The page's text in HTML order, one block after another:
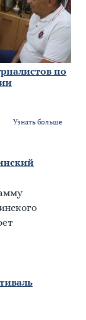
по
Узнать больше